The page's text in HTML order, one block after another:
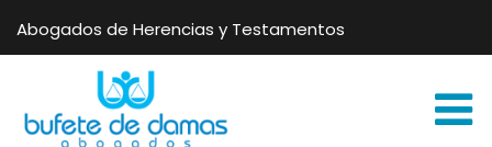
Abogados de Herencias y Testamentos